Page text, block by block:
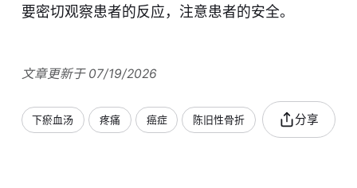
要密切观察患者的反应，注意患者的安全。
文章更新于 07/19/2026
下瘀血汤 疼痛 癌症 陈旧性骨折 分享